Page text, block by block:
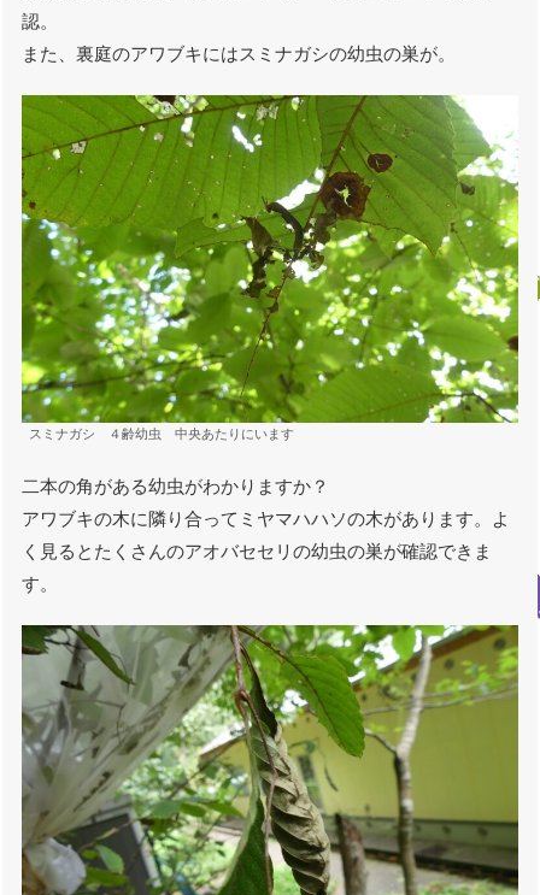
認。
また、裏庭のアワブキにはスミナガシの幼虫の巣が。
スミナガシ ４齢幼虫 中央あたりにいます
二本の角がある幼虫がわかりますか？
アワブキの木に隣り合ってミヤマハハソの木があります。よ
く見るとたくさんのアオバセセリの幼虫の巣が確認できま
す。